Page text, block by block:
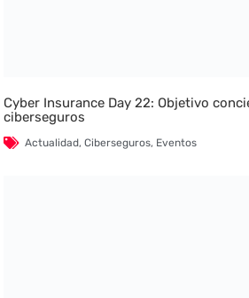
Cyber Insurance Day 22: Objetivo
ciberseguros
Actualidad,Ciberseguros, Eventos